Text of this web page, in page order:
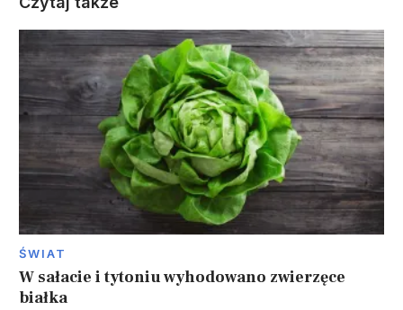
ŚWIAT
W sałacie i tytoniu wyhodowano zwierzęce
białka